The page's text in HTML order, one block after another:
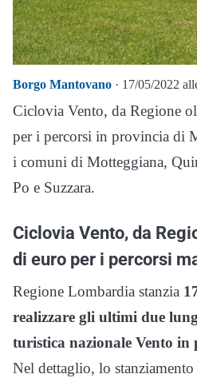
Borgo Mantovano · 17/05/2022
Ciclovia Vento, da Regione
per i percorsi in provincia di
i comuni di Motteggiana,
Po e Suzzara.
Ciclovia Vento, da
di euro per i percorsi
Regione Lombardia stanzia
realizzare gli ultimi due
turistica nazionale Vento
Nel dettaglio, lo